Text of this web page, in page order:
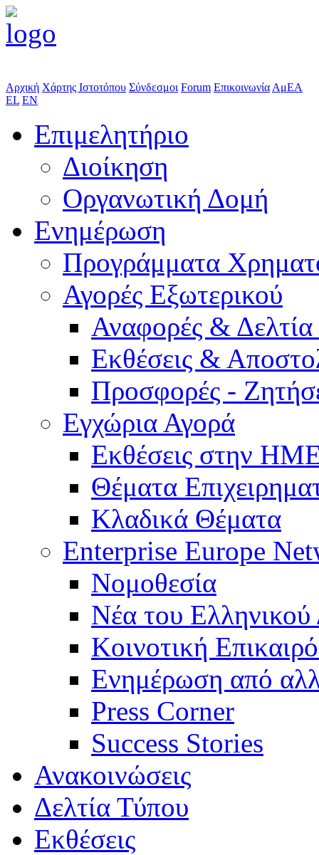
Αρχική Χάρτης Ιστοτόπου Σύνδεσμοι Forum Επικοινωνία ΑμΕΑ
EL EN
Επιμελητήριο
Διοίκηση
Οργανωτική Δομή
Ενημέρωση
Προγράμματα
Αγορές Εξωτερικού
Αναφορές &
Εκθέσεις &
Προσφορές -
Εγχώρια Αγορά
Εκθέσεις στην
Θέματα
Κλαδικά Θέματα
Enterprise Europe
Νομοθεσία
Νέα του Ελληνικού
Κοινοτική
Ενημέρωση από
Press Corner
Success Stories
Ανακοινώσεις
Δελτία Τύπου
Εκθέσεις